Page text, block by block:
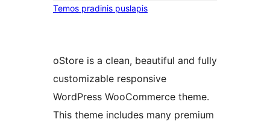
Temos pradinis puslapis
oStore is a clean, beautiful and fully
customizable responsive
WordPress WooCommerce theme.
This theme includes many premium